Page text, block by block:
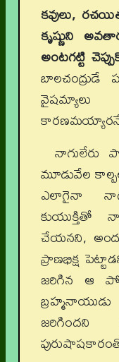
కవులు,
కృష్ణుని
అంటగట్టి
బాలచంద్రుడే
నాగులేరు
మూడువేల
ఎలాగైనా
కుయుక్తితో
చేయనని,
ప్రాణభిక్ష
జరిగిన ఆ